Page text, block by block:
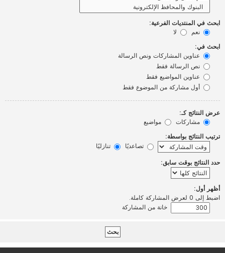
ابحث في المنتديات الفرعية:
نعم
لا
ابحث في:
عناوين المشاركات ونص الرسالة
نص الرسالة فقط
عناوين المواضيع فقط
أول مشاركة من الموضوع فقط
عرض النتائج كـ:
مشاركات
مواضيع
ترتيب النتائج بواسطة:
تصاعديًا
تنازليًا
حدد النتائج بوقت سابق:
أظهر أول:
اضبط إلى 0 لعرض المشاركة كاملة.
خانة من المشاركة